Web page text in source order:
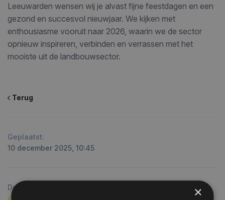
Terug
Geplaatst:
10 december 2025, 10:45
Deel dit bericht:
Leeuwarden wensen wij je alvast fijne feestdagen en een
gezond en succesvol nieuwjaar. We kijken met
enthousiasme vooruit naar 2026, waarin we de sector
opnieuw inspireren, verbinden en verrassen met het
mooiste uit de landbouwsector.
×